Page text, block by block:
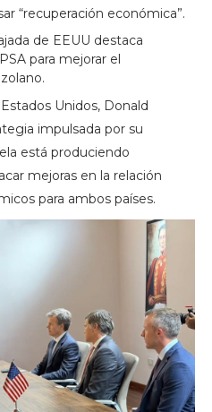
“recuperación económica”.
de EEUU destaca
para mejorar el
Unidos, Donald
impulsada por su
está produciendo
mejoras en la relación
para ambos países.